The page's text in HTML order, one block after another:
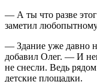
— А ты что разве
заметил
— Здание уже давно
добавил Олег. — И
не снесли. Ведь
детские площадки.